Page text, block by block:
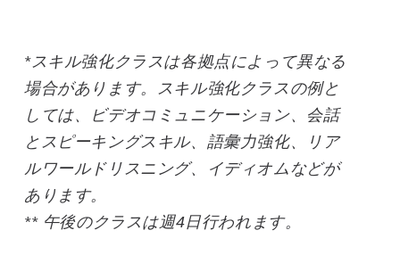
*スキル強化クラスは各拠点によって異なる
場合があります。スキル強化クラスの例と
しては、ビデオコミュニケーション、会話
とスピーキングスキル、語彙力強化、リア
ルワールドリスニング、イディオムなどが
あります。
** 午後のクラスは週4日行われます。